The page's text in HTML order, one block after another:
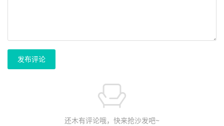
发布评论
还木有评论哦，快来抢沙发吧~